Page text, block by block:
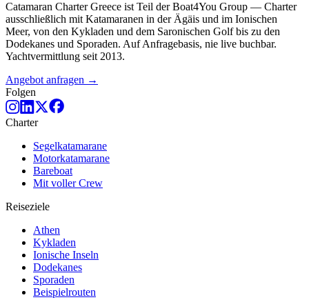
Catamaran Charter Greece ist Teil der Boat4You Group — Charter
ausschließlich mit Katamaranen in der Ägäis und im Ionischen
Meer, von den Kykladen und dem Saronischen Golf bis zu den
Dodekanes und Sporaden. Auf Anfragebasis, nie live buchbar.
Yachtvermittlung seit 2013.
Angebot anfragen →
Folgen
Charter
Segelkatamarane
Motorkatamarane
Bareboat
Mit voller Crew
Reiseziele
Athen
Kykladen
Ionische Inseln
Dodekanes
Sporaden
Beispielrouten